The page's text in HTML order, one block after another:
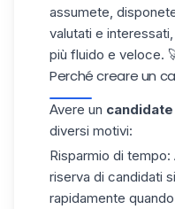
assumete,
valutati e
più fluido e veloce.
Perché creare un
Avere un
diversi motivi:
Risparmio di tempo:
riserva di candidati
rapidamente